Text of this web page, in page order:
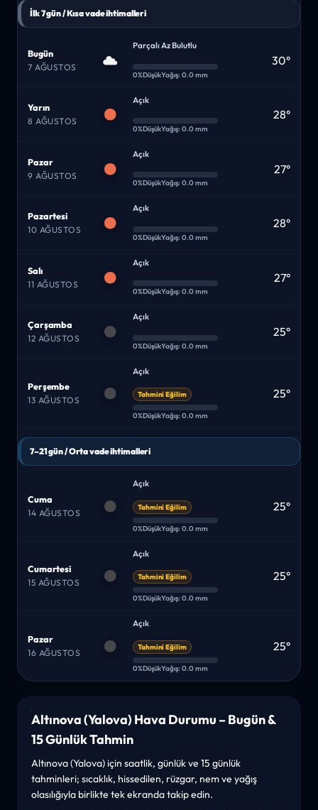
İlk 7 gün / Kısa vade ihtimalleri
Bugün
7 AĞUSTOS
Parçalı Az Bulutlu
0%DüşükYağış: 0.0 mm
30°
Yarın
8 AĞUSTOS
Açık
0%DüşükYağış: 0.0 mm
28°
Pazar
9 AĞUSTOS
Açık
0%DüşükYağış: 0.0 mm
27°
Pazartesi
10 AĞUSTOS
Açık
0%DüşükYağış: 0.0 mm
28°
Salı
11 AĞUSTOS
Açık
0%DüşükYağış: 0.0 mm
27°
Çarşamba
12 AĞUSTOS
Açık
0%DüşükYağış: 0.0 mm
25°
Perşembe
13 AĞUSTOS
Açık
Tahmini Eğilim
0%DüşükYağış: 0.0 mm
25°
7–21 gün / Orta vade ihtimalleri
Cuma
14 AĞUSTOS
Açık
Tahmini Eğilim
0%DüşükYağış: 0.0 mm
25°
Cumartesi
15 AĞUSTOS
Açık
Tahmini Eğilim
0%DüşükYağış: 0.0 mm
25°
Pazar
16 AĞUSTOS
Açık
Tahmini Eğilim
0%DüşükYağış: 0.0 mm
25°
Altınova (Yalova) Hava Durumu – Bugün &
15 Günlük Tahmin
Altınova (Yalova) için saatlik, günlük ve 15 günlük
tahminleri; sıcaklık, hissedilen, rüzgar, nem ve yağış
olasılığıyla birlikte tek ekranda takip edin.